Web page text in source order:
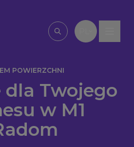
Wpisz, czego
POWIERZCHNI
dla Twojego
w M1